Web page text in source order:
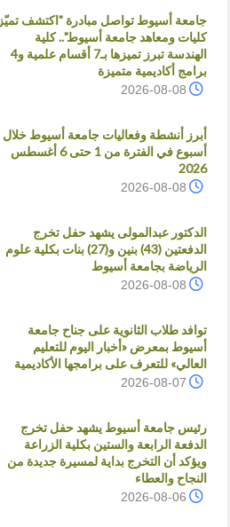
جامعة أسيوط تواصل مبادرة "اكتشف تميّز
كليات ومعاهد جامعة أسيوط".. كلية
الهندسة تبرز تميزها بـ7 أقسام علمية و4
برامج أكاديمية متميزة
2026-08-08
أبرز أنشطة وفعاليات جامعة أسيوط خلال
أسبوع في الفترة من 1 حتى 6 أغسطس
2026
2026-08-08
الدكتور عبدالمولى يشهد حفل تخرج
الدفعتين (43) بنين و(27) بنات بكلية علوم
الرياضة بجامعة أسيوط
2026-08-08
توافد طلاب الثانوية على جناح جامعة
أسيوط بمعرض «أخبار اليوم للتعليم
العالي» للتعرف على برامجها الأكاديمية
2026-08-07
رئيس جامعة أسيوط يشهد حفل تخرج
الدفعة الرابعة والستين بكلية الزراعة
ويؤكد أن التخرج بداية لمسيرة جديدة من
النجاح والعطاء
2026-08-06